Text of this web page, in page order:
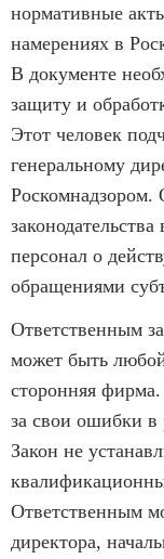
нормативные
намерениях в
В документе
защиту и
Этот человек
генеральному
Роскомнадзором.
персонал о
обращениями
Ответственным
может быть
сторонняя
за свои ошибки в
Закон не
Ответственным
директора,